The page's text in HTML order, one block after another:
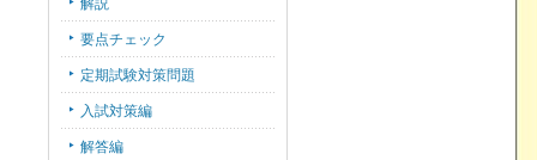
解説
要点チェック
定期試験対策問題
入試対策編
解答編